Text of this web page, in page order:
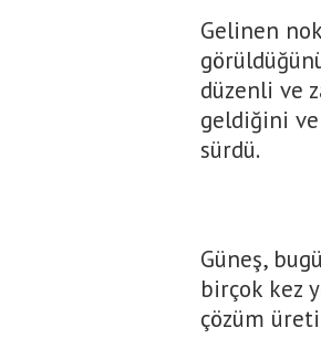
Gelinen
düzenli ve
geldiğini
sürdü.
Güneş,
birçok kez
çözüm